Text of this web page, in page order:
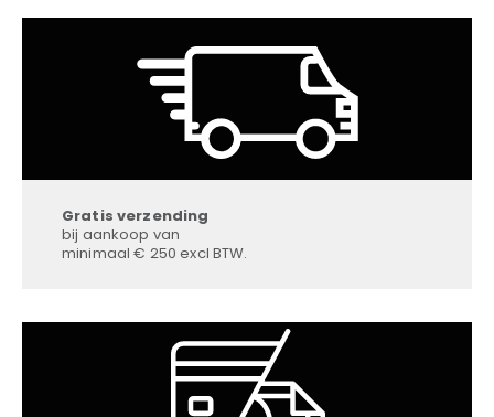
Gratis verzending
bij aankoop van
minimaal € 250 excl BTW.